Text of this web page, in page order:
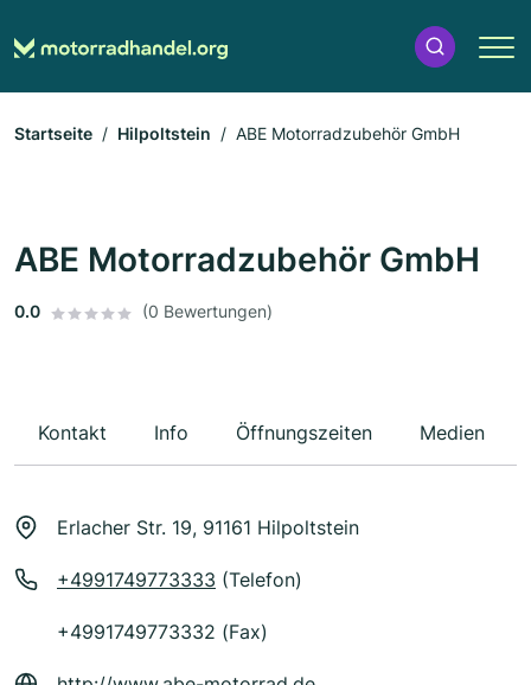
Startseite Hilpoltstein ABE Motorradzubehör GmbH
ABE Motorradzubehör GmbH
0.0 (0 Bewertungen)
Kontakt Info Öffnungszeiten Medien
Erlacher Str. 19, 91161 Hilpoltstein
+4991749773333 (Telefon)
+4991749773332 (Fax)